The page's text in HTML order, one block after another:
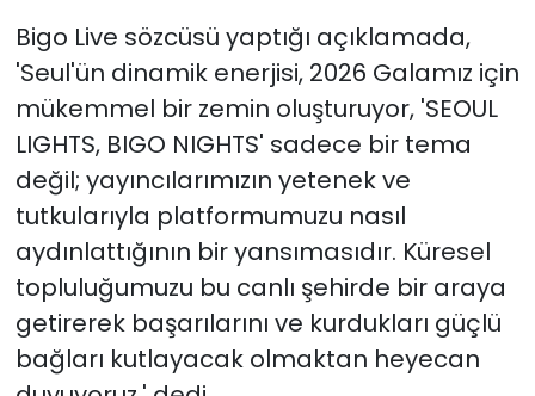
Bigo Live sözcüsü yaptığı açıklamada,
'Seul'ün dinamik enerjisi, 2026 Galamız için
mükemmel bir zemin oluşturuyor, 'SEOUL
LIGHTS, BIGO NIGHTS' sadece bir tema
değil; yayıncılarımızın yetenek ve
tutkularıyla platformumuzu nasıl
aydınlattığının bir yansımasıdır. Küresel
topluluğumuzu bu canlı şehirde bir araya
getirerek başarılarını ve kurdukları güçlü
bağları kutlayacak olmaktan heyecan